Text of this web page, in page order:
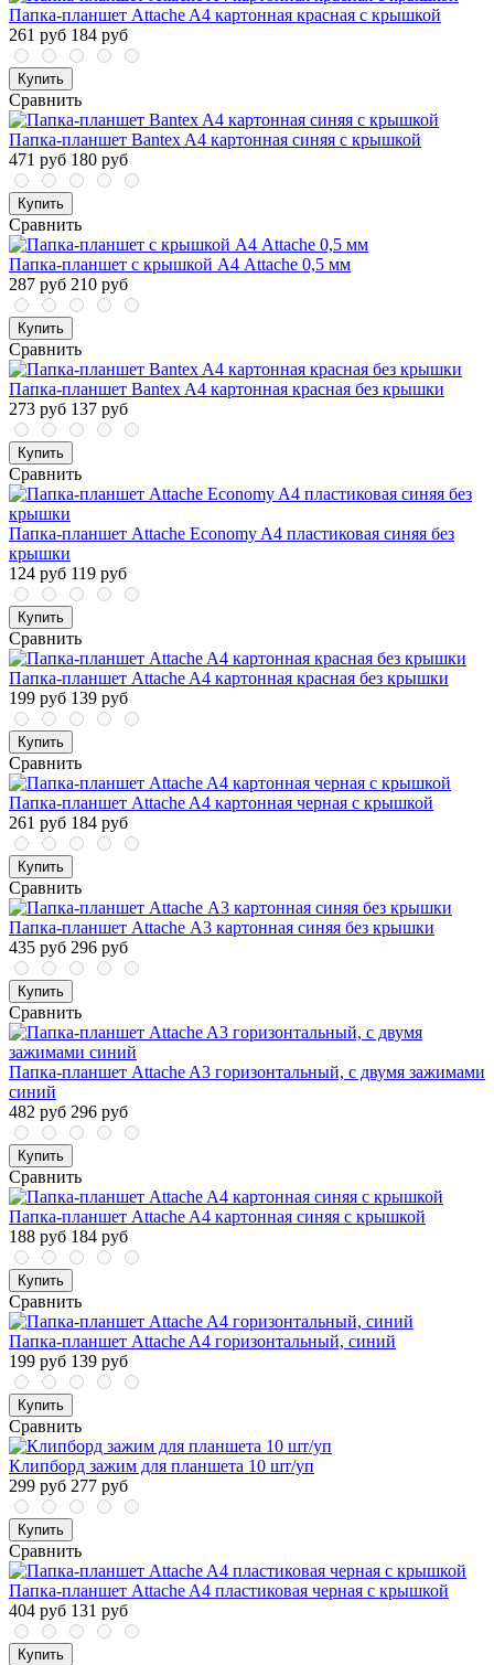
Папка-планшет Attache A4 картонная красная с крышкой
261 руб 184 руб
Купить
Сравнить
Папка-планшет Bantex A4 картонная синяя с крышкой
471 руб 180 руб
Купить
Сравнить
Папка-планшет с крышкой А4 Attache 0,5 мм
287 руб 210 руб
Купить
Сравнить
Папка-планшет Bantex A4 картонная красная без крышки
273 руб 137 руб
Купить
Сравнить
Папка-планшет Attache Economy A4 пластиковая синяя без
крышки
124 руб 119 руб
Купить
Сравнить
Папка-планшет Attache A4 картонная красная без крышки
199 руб 139 руб
Купить
Сравнить
Папка-планшет Attache A4 картонная черная с крышкой
261 руб 184 руб
Купить
Сравнить
Папка-планшет Attache А3 картонная синяя без крышки
435 руб 296 руб
Купить
Сравнить
Папка-планшет Attache A3 горизонтальный, с двумя зажимами
синий
482 руб 296 руб
Купить
Сравнить
Папка-планшет Attache A4 картонная синяя с крышкой
188 руб 184 руб
Купить
Сравнить
Папка-планшет Attache A4 горизонтальный, синий
199 руб 139 руб
Купить
Сравнить
Клипборд зажим для планшета 10 шт/уп
299 руб 277 руб
Купить
Сравнить
Папка-планшет Attache A4 пластиковая черная с крышкой
404 руб 131 руб
Купить